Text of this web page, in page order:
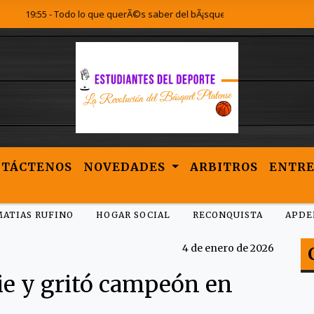
- Todo lo que querÃ©s saber del bÃ¡squet Platense lo encontrÃ¡s acÃ¡.
NOVEDADES ARBITROS
RUFINO HOGAR SOCIAL RECONQUISTA
4 de enero de 2026
y gritó campeón en